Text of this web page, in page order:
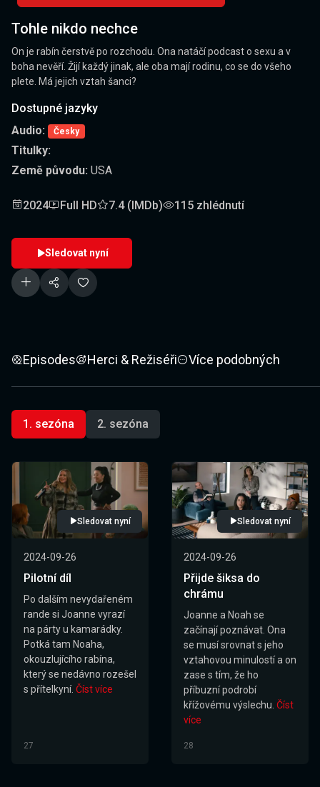
Tohle nikdo nechce
On je rabín čerstvě po rozchodu. Ona natáčí podcast o sexu a v
boha nevěří. Žijí každý jinak, ale oba mají rodinu, co se do všeho
plete. Má jejich vztah šanci?
Dostupné jazyky
Audio:
Česky
Titulky:
Země původu: USA
2024 Full HD 7.4 (IMDb) 115 zhlédnutí
Sledovat nyní
Episodes Herci & Režiséři Více podobných
1. sezóna 2. sezóna
Sledovat nyní
2024-09-26
Pilotní díl
Po dalším nevydařeném
rande si Joanne vyrazí
na párty u kamarádky.
Potká tam Noaha,
okouzlujícího rabína,
který se nedávno rozešel
s přítelkyní. Číst více
27
Sledovat nyní
2024-09-26
Přijde šiksa do
chrámu
Joanne a Noah se
začínají poznávat. Ona
se musí srovnat s jeho
vztahovou minulostí a on
zase s tím, že ho
příbuzní podrobí
křížovému výslechu. Číst
více
28